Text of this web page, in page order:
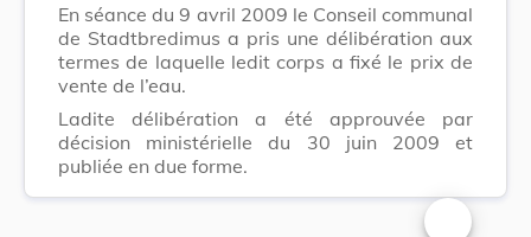
En séance du 9 avril 2009 le Conseil communal
de Stadtbredimus a pris une délibération aux
termes de laquelle ledit corps a fixé le prix de
vente de l’eau.
Ladite délibération a été approuvée par
décision ministérielle du 30 juin 2009 et
publiée en due forme.